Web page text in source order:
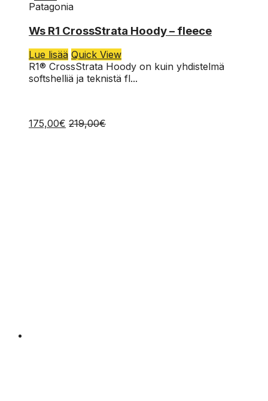
S
Patagonia
Ws R1 CrossStrata Hoody – fleece
Lue lisää Quick View
R1® CrossStrata Hoody on kuin yhdistelmä
softshelliä ja teknistä fl...
175,00€ 219,00€